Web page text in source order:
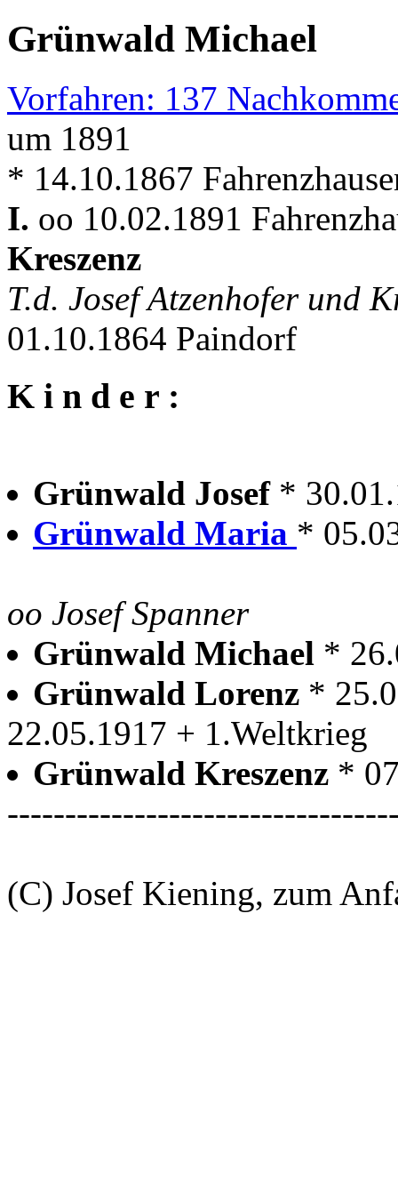
Grünwald Michael
Vorfahren: 137
um 1891
* 14.10.1867
I. oo 10.02.1891
Kreszenz
T.d. Josef Atzenhofer und
01.10.1864 Paindorf
K i n d e r :
Grünwald Josef *
Grünwald Maria *
oo Josef Spanner
Grünwald Michael *
Grünwald Lorenz *
22.05.1917 + 1.Weltkrieg
Grünwald Kreszenz *
(C) Josef Kiening, zum